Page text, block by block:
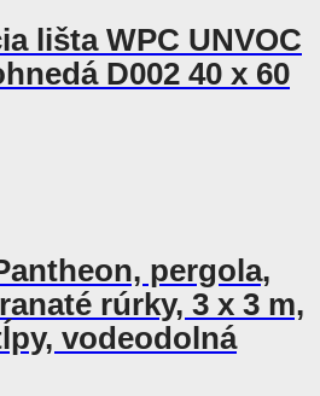
lišta WPC UNVOC
D002 40 x 60
pergola,
rúrky, 3 x 3 m,
vodeodolná